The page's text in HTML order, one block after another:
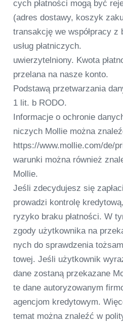
cych płat­ności mogą być
(adres dostawy, kos­zyk
transak­cję we współpracy z
usług płat­nic­zych.
uwier­zy­tel­niony. Kwota
przel­ana na nasze konto.
Pod­stawą przet­warza­nia
1 lit. b RODO.
Infor­macje o ochro­nie
nic­zych Mol­lie można
https://www.mollie.com/de/
war­unki można rów­nież
Mol­lie.
Jeśli zde­cy­du­jesz się
pro­wadzi kon­trolę
ryzyko braku płat­ności. W
zgody użyt­kow­nika na
nych do sprawd­ze­nia
to­wej. Jeśli użyt­kow­nik
dane zostaną prze­ka­zane
te dane auto­ry­zowanym
agen­c­jom kre­dy­to­wym.
temat można zna­leźć w